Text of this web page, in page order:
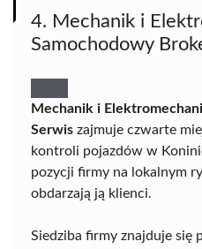
4. Mechanik i
Samochodowy
Mechanik i
Serwis zajmuje czwarte
kontroli pojazdów w
pozycji firmy na lokalnym
obdarzają ją klienci.
Siedziba firmy znajduje